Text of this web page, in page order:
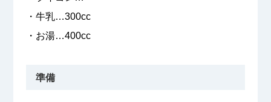
・牛乳…300cc
・お湯…400cc
準備